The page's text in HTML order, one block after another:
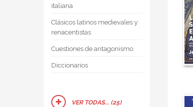
italiana
Clásicos latinos medievales y
renacentistas
Cuestiones de antagonismo
Diccionarios
VER TODAS... (25)